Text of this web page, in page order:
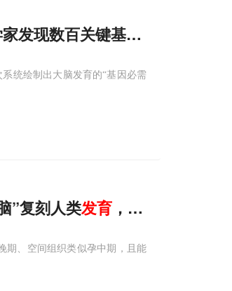
发现数百关键基因，有望破解
统绘制出大脑发育的“基因必需
”复刻人类发育 ，为帕金森等
期、空间组织类似孕中期，且能